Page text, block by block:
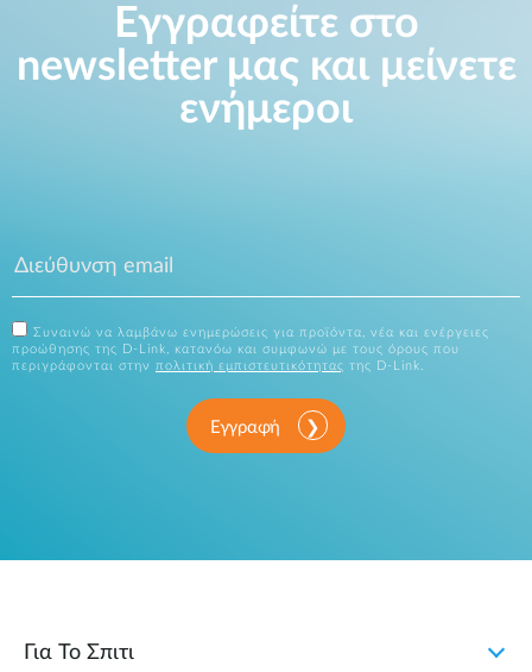
Εγγραφείτε στο
newsletter μας και μείνετε
ενήμεροι
Συναινώ να λαμβάνω ενημερώσεις για προϊόντα, νέα και ενέργειες
προώθησης της D-Link, κατανόω και συμφωνώ με τους όρους που
περιγράφονται στην πολιτική εμπιστευτικότητας της D-Link.
Εγγραφή
Για Το Σπιτι